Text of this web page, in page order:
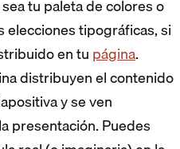
tu paleta de colores o
elecciones tipográficas, si
en tu página.
distribuyen el contenido
y se ven
presentación. Puedes